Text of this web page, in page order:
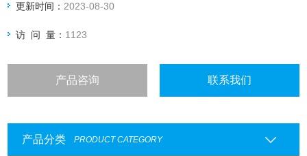
商电话沟通，为您提供快捷及时的报价。
更新时间： 2023-08-30
访 问 量： 1123
产品咨询 联系我们
产品分类 PRODUCT CATEGORY